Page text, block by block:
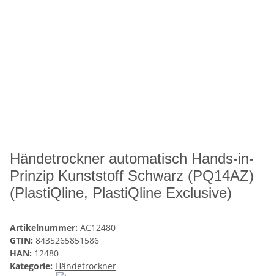
Händetrockner automatisch Hands-in-
Prinzip Kunststoff Schwarz (PQ14AZ)
(PlastiQline, PlastiQline Exclusive)
Artikelnummer: AC12480
GTIN: 8435265851586
HAN: 12480
Kategorie: Händetrockner